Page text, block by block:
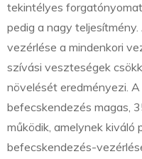
tekintélyes
pedig a nagy
vezérlése a mindenkori
szívási veszteségek
növelését eredményezi.
befecskendezés magas,
működik, amelynek kiváló
befecskendezés-